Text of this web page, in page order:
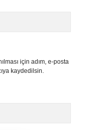
için adım, e-posta
kaydedilsin.